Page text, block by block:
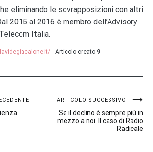
eliminando le sovrapposizioni con altri
2015 al 2016 è membro dell’Advisory
Italia.
Articolo creato 9
ARTICOLO SUCCESSIVO
Se il declino è sempre più in
mezzo a noi. Il caso di Radio
Radicale